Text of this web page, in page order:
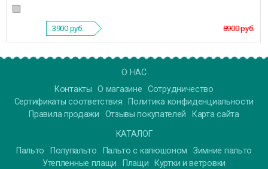
8900 руб.
3900 руб.
О НАС
Контакты
О магазине Сотрудничество
Сертификаты соответствия
Политика конфиденциальности
Правила продажи
Отзывы покупателей
Карта сайта
КАТАЛОГ
Пальто
Полупальто Пальто с капюшоном
Зимние пальто
Утепленные плащи
Плащи
Куртки и ветровки